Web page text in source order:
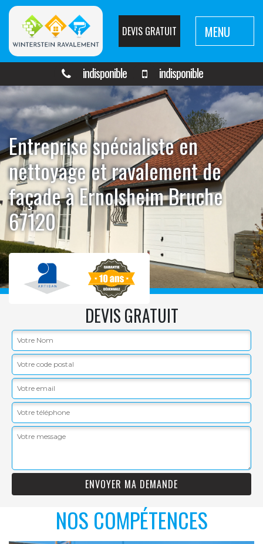
DEVIS GRATUIT MENU
indisponible indisponible
Entreprise spécialiste en
nettoyage et ravalement de
façade à Ernolsheim Bruche
67120
DEVIS GRATUIT
NOS COMPÉTENCES